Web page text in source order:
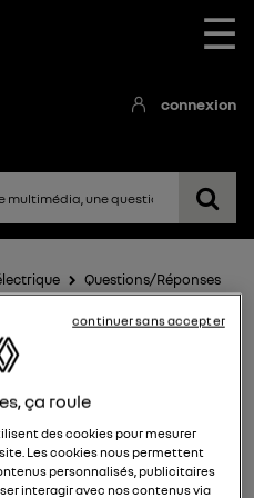
☰
connexion
Questions/Réponses
électrique
ça roule
des cookies pour mesurer
Les cookies nous permettent
personnalisés, publicitaires
interagir avec nos contenus via
continuer sans accepter